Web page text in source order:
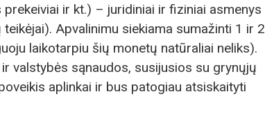
ir kt.) – juridiniai ir fiziniai asmenys
Apvalinimu siekiama sumažinti 1 ir 2
laikotarpiu šių monetų natūraliai neliks).
valstybės sąnaudos, susijusios su grynųjų
aplinkai ir bus patogiau atsiskaityti